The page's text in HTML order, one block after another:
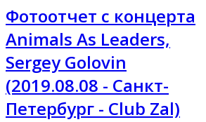
Фотоотчет с концерта
Animals As Leaders,
Sergey Golovin
(2019.08.08 - Санкт-
Петербург - Club Zal)